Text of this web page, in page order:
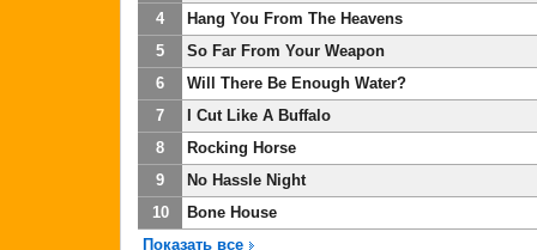
4
Hang You From The Heavens
5
So Far From Your Weapon
6
Will There Be Enough Water?
7
I Cut Like A Buffalo
8
Rocking Horse
9
No Hassle Night
10
Bone House
Показать все